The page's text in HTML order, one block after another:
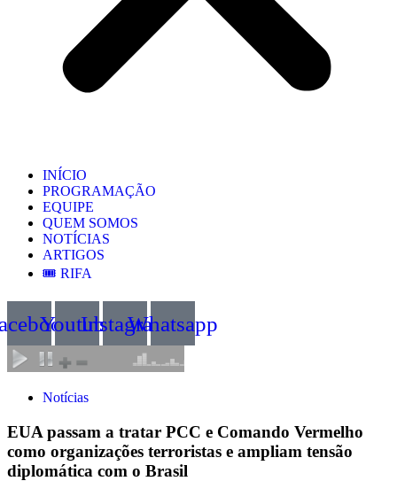
INÍCIO
PROGRAMAÇÃO
EQUIPE
QUEM SOMOS
NOTÍCIAS
ARTIGOS
🎟️ RIFA
YoutubeInstagramWhatsapp
Notícias
EUA passam a tratar PCC e Comando Vermelho
como organizações terroristas e ampliam tensão
diplomática com o Brasil